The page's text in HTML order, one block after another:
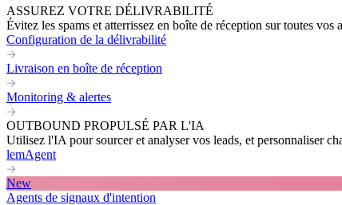
ASSUREZ VOTRE DÉLIVRABILITÉ
Évitez les spams et atterrissez en boîte de réception sur toutes vos
Configuration de la délivrabilité
Livraison en boîte de réception
Monitoring & alertes
OUTBOUND PROPULSÉ PAR L'IA
Utilisez l'IA pour sourcer et analyser vos leads, et personnaliser
lemAgent
New
Agents de signaux d'intention